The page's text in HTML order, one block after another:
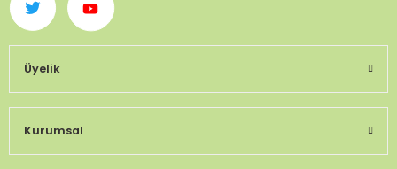
Üyelik
Kurumsal